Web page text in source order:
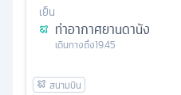
เย็น
ท่าอากาศยานดานัง
เดินทางถึง19.45